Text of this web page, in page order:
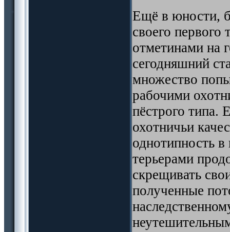
Ещё в юности,
своего
отметинами на
сегодняшний
множество
рабочими
пёстрого типа.
охотничьи
однотипность
терьерами
скрещивать
полученные